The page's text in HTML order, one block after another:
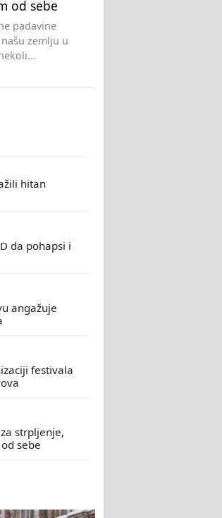
od sebe
padavine
zemlju u
hitan
da pohapsi i
angažuje
festivala
strpljenje,
sebe